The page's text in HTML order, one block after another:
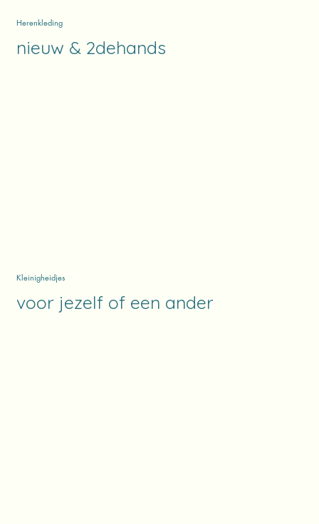
Herenkleding
nieuw & 2dehands
Kleinigheidjes
voor jezelf of een ander